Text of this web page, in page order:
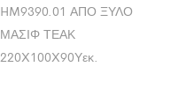
HM9390.01 ΑΠΟ ΞΥΛΟ
ΜΑΣΙΦ ΤΕΑΚ
220X100X90Υεκ.